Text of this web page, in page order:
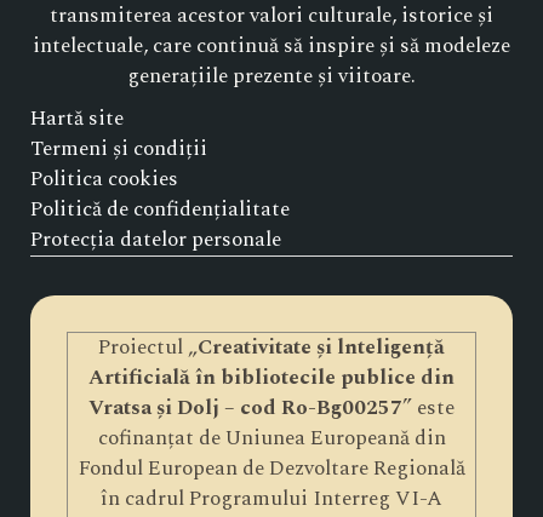
transmiterea acestor valori culturale, istorice și
intelectuale, care continuă să inspire și să modeleze
generațiile prezente și viitoare.
Hartă site
Termeni și condiții
Politica cookies
Politică de confidențialitate
Protecția datelor personale
Proiectul „Creativitate și lnteligență
Artificială în bibliotecile publice din
Vratsa și Dolj – cod Ro-Bg00257” este
cofinanțat de Uniunea Europeană din
Fondul European de Dezvoltare Regională
în cadrul Programului Interreg VI-A